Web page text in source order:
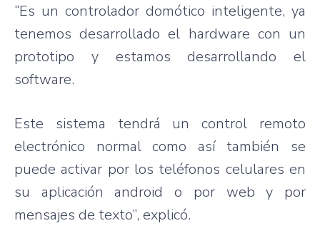
“Es un controlador domótico inteligente, ya
tenemos desarrollado el hardware con un
prototipo y estamos desarrollando el
software.
Este sistema tendrá un control remoto
electrónico normal como así también se
puede activar por los teléfonos celulares en
su aplicación android o por web y por
mensajes de texto”, explicó.